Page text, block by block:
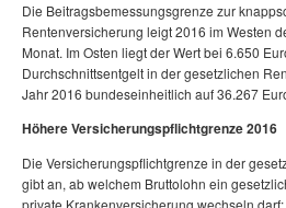
Die Beitragsbemessungsgrenze zur
Rentenversicherung leigt 2016 im Westen
Monat. Im Osten liegt der Wert bei 6.650
Durchschnittsentgelt in der gesetzlichen
Jahr 2016 bundeseinheitlich auf 36.267
Höhere Versicherungspflichtgrenze 2016
Die Versicherungspflichtgrenze in der
gibt an, ab welchem Bruttolohn ein
private Krankenversicherung wechseln